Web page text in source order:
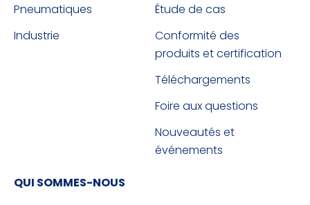
Pneumatiques
Industrie
Étude de cas
Conformité des
produits et certification
Téléchargements
Foire aux questions
Nouveautés et
événements
QUI SOMMES-NOUS